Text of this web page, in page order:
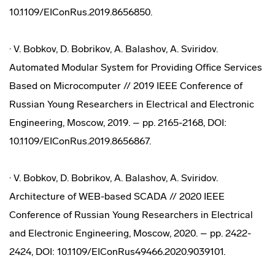
10.1109/EIConRus.2019.8656850.
· V. Bobkov, D. Bobrikov, A. Balashov, A. Sviridov.
Automated Modular System for Providing Office Services
Based on Microcomputer // 2019 IEEE Conference of
Russian Young Researchers in Electrical and Electronic
Engineering, Moscow, 2019. – pp. 2165-2168, DOI:
10.1109/EIConRus.2019.8656867.
· V. Bobkov, D. Bobrikov, A. Balashov, A. Sviridov.
Architecture of WEB-based SCADA // 2020 IEEE
Conference of Russian Young Researchers in Electrical
and Electronic Engineering, Moscow, 2020. – pp. 2422-
2424, DOI: 10.1109/EIConRus49466.2020.9039101.